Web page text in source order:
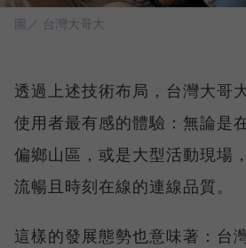
圖／ 台灣大哥大
透過上述技術布局，台灣大哥
使用者最有感的體驗：無論是
偏鄉山區，或是大型活動現場
流暢且時刻在線的連線品質。
這樣的發展態勢也意味著：台